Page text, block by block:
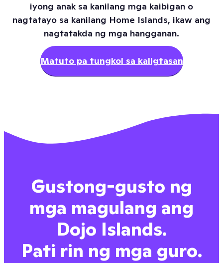
iyong anak sa kanilang mga kaibigan o
nagtatayo sa kanilang Home Islands, ikaw ang
nagtatakda ng mga hangganan.
Matuto pa tungkol sa kaligtasan
Gustong-gusto ng
mga magulang ang
Dojo Islands.
Pati rin ng mga guro.